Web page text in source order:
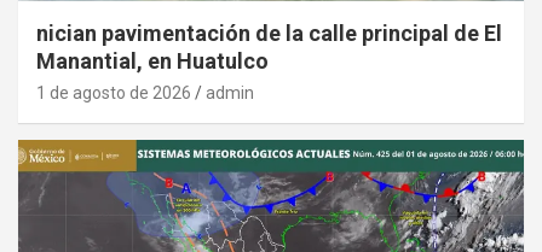
nician pavimentación de la calle principal de El
Manantial, en Huatulco
1 de agosto de 2026 admin